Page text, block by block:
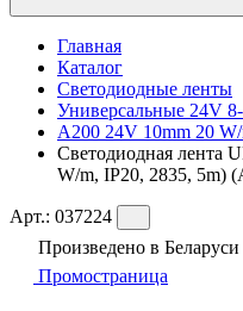
Главная
Каталог
Светодиодные ленты
Универсальные 24V
A200 24V 10mm 20
Светодиодная лента
W/m, IP20, 2835, 5m)
Арт.: 037224
Произведено в Беларуси
Промостраница